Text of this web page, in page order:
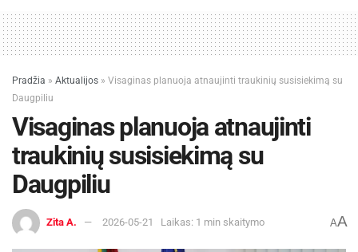
Pradžia » Aktualijos » Visaginas planuoja atnaujinti traukinių susisiekimą su
Daugpiliu
Visaginas planuoja atnaujinti
traukinių susisiekimą su
Daugpiliu
Zita A. 2026-05-21 Laikas: 1 min skaitymo AA